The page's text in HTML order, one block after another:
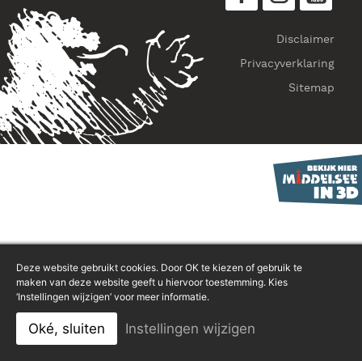
Disclaimer
Privacyverklaring
Sitemap
Deze website gebruikt cookies. Door OK te kiezen of gebruik te
maken van deze website geeft u hiervoor toestemming. Kies
‘Instellingen wijzigen’ voor meer informatie.
Oké, sluiten Instellingen wijzigen